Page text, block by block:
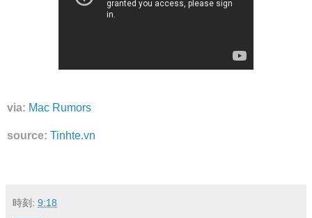
via: Mac Rumors
source: Tinhte.vn
時刻: 9:18